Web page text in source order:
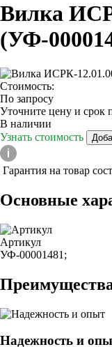
Вилка
(УФ-
Стоимость:
По запросу
Уточните цену и срок
В наличии
Узнать стоимость
Гарантия на товар
Основные
Артикул
УФ-00001481;
Надежность и